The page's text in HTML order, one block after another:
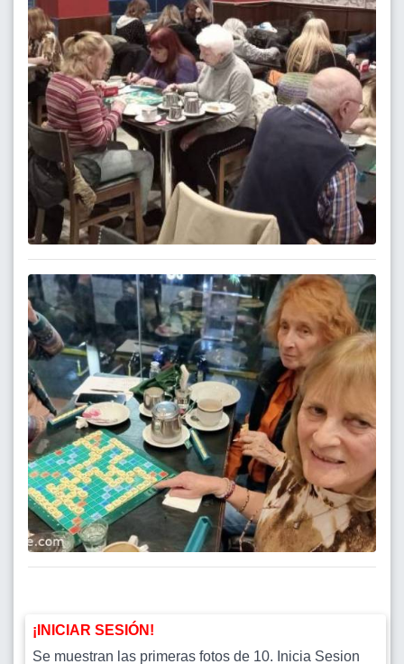
¡INICIAR SESIÓN!
Se muestran las primeras fotos de 10. Inicia Sesion